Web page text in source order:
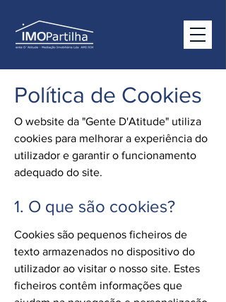
Política de Cookies
O website da "Gente D'Atitude" utiliza
cookies para melhorar a experiência do
utilizador e garantir o funcionamento
adequado do site.
1. O que são cookies?
Cookies são pequenos ficheiros de
texto armazenados no dispositivo do
utilizador ao visitar o nosso site. Estes
ficheiros contêm informações que